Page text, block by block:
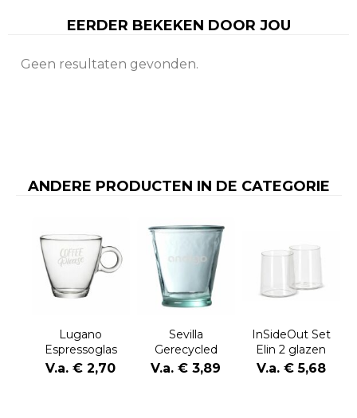
EERDER BEKEKEN DOOR JOU
Geen resultaten gevonden.
ANDERE PRODUCTEN IN DE CATEGORIE
Lugano
Espressoglas
100 ml
V.a. € 2,70
Sevilla
Gerecycled
Waterglas 220
V.a. € 3,89
InSideOut Set
Elin 2 glazen
V.a. € 5,68